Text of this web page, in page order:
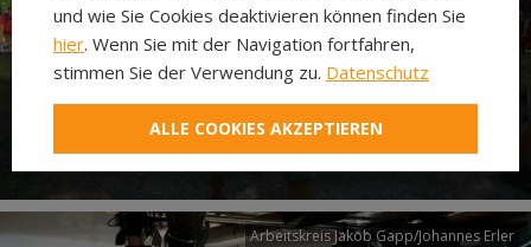
Neuer Pilgerweg Via
Laudato si’
Arbeitskreis Jakob Gapp/Johannes Erler
und wie Sie Cookies deaktivieren können finden Sie
hier. Wenn Sie mit der Navigation fortfahren,
stimmen Sie der Verwendung zu. Datenschutz
ALLE COOKIES AKZEPTIEREN